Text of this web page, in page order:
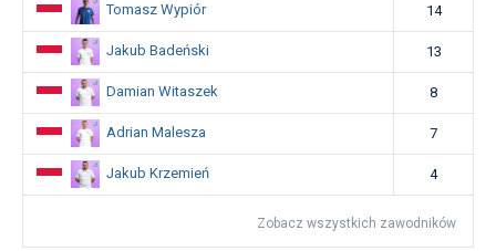
Tomasz Wypiór 14
Jakub Badeński 13
Damian Witaszek 8
Adrian Malesza 7
Jakub Krzemień 4
Zobacz wszystkich zawodników